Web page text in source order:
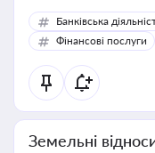
Банківська
Фінансові послуги
Земельні